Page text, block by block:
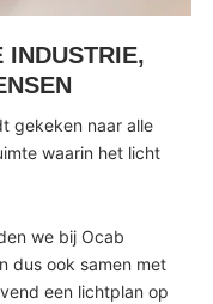
INDUSTRIE,
gekeken naar alle
waarin het licht
we bij Ocab
dus ook samen met
een lichtplan op